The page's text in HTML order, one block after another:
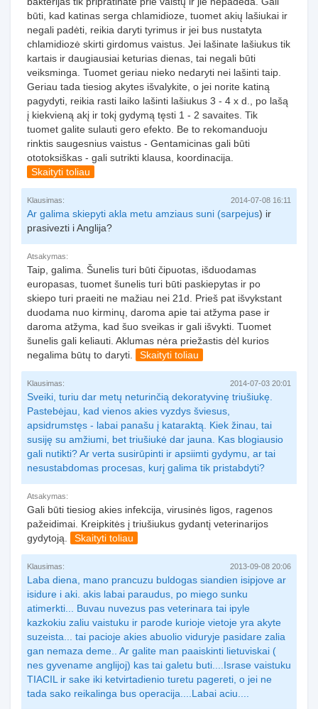
būti, kad katinas serga chlamidioze, tuomet akių lašiukai ir
negali padėti, reikia daryti tyrimus ir jei bus nustatyta
chlamidiozė skirti girdomus vaistus. Jei lašinate lašiukus tik
kartais ir daugiausiai keturias dienas, tai negali būti
veiksminga. Tuomet geriau nieko nedaryti nei lašinti taip.
Geriau tada tiesiog akytes išvalykite, o jei norite katiną
pagydyti, reikia rasti laiko lašinti lašiukus 3 - 4 x d., po lašą
į kiekvieną akį ir tokį gydymą tęsti 1 - 2 savaites. Tik
tuomet galite sulauti gero efekto. Be to rekomanduoju
rinktis saugesnius vaistus - Gentamicinas gali būti
ototoksiškas - gali sutrikti klausa, koordinacija.
Skaityti toliau
Klausimas: 2014-07-08 16:11
Ar galima skiepyti akla metu amziaus suni (sarpejus) ir
prasivezti i Anglija?
Atsakymas:
Taip, galima. Šunelis turi būti čipuotas, išduodamas
europasas, tuomet šunelis turi būti paskiepytas ir po
skiepo turi praeiti ne mažiau nei 21d. Prieš pat išvykstant
duodama nuo kirminų, daroma apie tai atžyma pase ir
daroma atžyma, kad šuo sveikas ir gali išvykti. Tuomet
šunelis gali keliauti. Aklumas nėra priežastis dėl kurios
negalima būtų to daryti.
Skaityti toliau
Klausimas: 2014-07-03 20:01
Sveiki, turiu dar metų neturinčią dekoratyvinę triušiukę.
Pastebėjau, kad vienos akies vyzdys šviesus,
apsidrumstęs - labai panašu į kataraktą. Kiek žinau, tai
susiję su amžiumi, bet triušiukė dar jauna. Kas blogiausio
gali nutikti? Ar verta susirūpinti ir apsiimti gydymu, ar tai
nesustabdomas procesas, kurį galima tik pristabdyti?
Atsakymas:
Gali būti tiesiog akies infekcija, virusinės ligos, ragenos
pažeidimai. Kreipkitės į triušiukus gydantį veterinarijos
gydytoją.
Skaityti toliau
Klausimas: 2013-09-08 20:06
Laba diena, mano prancuzu buldogas siandien isipjove ar
isidure i aki. akis labai paraudus, po miego sunku
atimerkti... Buvau nuvezus pas veterinara tai ipyle
kazkokiu zaliu vaistuku ir parode kurioje vietoje yra akyte
suzeista... tai pacioje akies abuolio viduryje pasidare zalia
gan nemaza deme.. Ar galite man paaiskinti lietuviskai (
nes gyvename anglijoj) kas tai galetu buti....Israse vaistuku
TIACIL ir sake iki ketvirtadienio turetu pagereti, o jei ne
tada sako reikalinga bus operacija....Labai aciu....